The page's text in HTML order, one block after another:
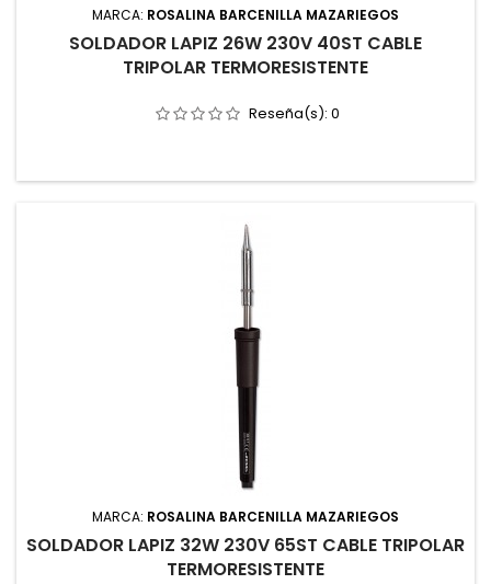
MARCA: ROSALINA BARCENILLA MAZARIEGOS
SOLDADOR LAPIZ 26W 230V 40ST CABLE
TRIPOLAR TERMORESISTENTE
Reseña(s): 0
MARCA: ROSALINA BARCENILLA MAZARIEGOS
SOLDADOR LAPIZ 32W 230V 65ST CABLE TRIPOLAR
TERMORESISTENTE